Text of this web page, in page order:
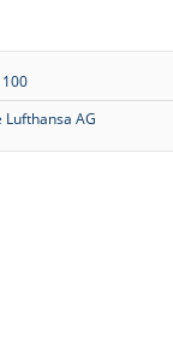
100
Lufthansa AG